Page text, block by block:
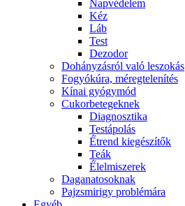
Napvédelem
Kéz
Láb
Test
Dezodor
Dohányzásról való leszokás
Fogyókúra, méregtelenítés
Kínai gyógymód
Cukorbetegeknek
Diagnosztika
Testápolás
É́trend kiegészítők
Teák
É́lelmiszerek
Daganatosoknak
Pajzsmirigy problémára